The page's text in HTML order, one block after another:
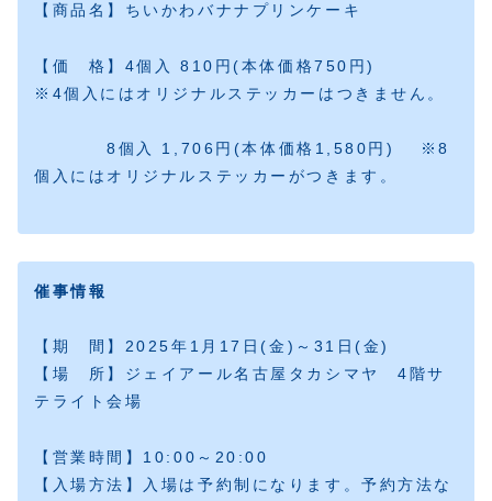
【商品名】ちいかわバナナプリンケーキ
【価 格】4個入 810円(本体価格750円)
※4個入にはオリジナルステッカーはつきません。
8個入 1,706円(本体価格1,580円) ※8
個入にはオリジナルステッカーがつきます。
催事情報
【期 間】2025年1月17日(金)～31日(金)
【場 所】ジェイアール名古屋タカシマヤ 4階サ
テライト会場
【営業時間】10:00～20:00
【入場方法】入場は予約制になります。予約方法な